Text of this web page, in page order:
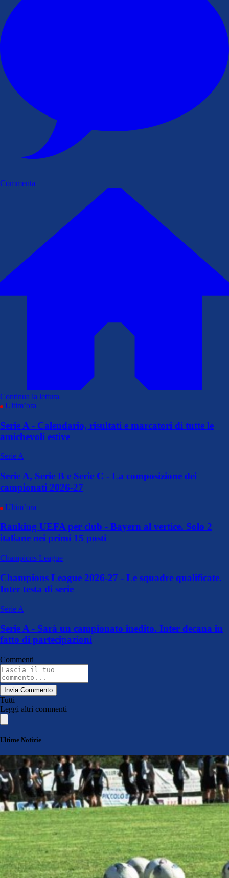
Commenta
Continua la lettura
Ultim’ora
Serie A - Calendario, risultati e marcatori di tutte le
amichevoli estive
Serie A
Serie A, Serie B e Serie C - La composizione dei
campionati 2026-27
Ultim’ora
Ranking UEFA per club - Bayern al vertice. Solo 2
italiane nei primi 15 posti
Champions League
Champions League 2026-27 - Le squadre qualificate.
Inter testa di serie
Serie A
Serie A - Sarà un campionato inedito. Inter decana in
fatto di partecipazioni
Commenti
Invia Commento
Tutti
Leggi altri commenti
Ultime Notizie